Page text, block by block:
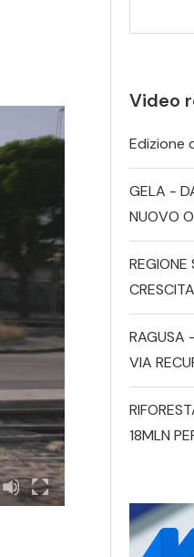
Video
Edizione
GELA -
NUOVO
REGIONE
RAGUSA
VIA
18MLN